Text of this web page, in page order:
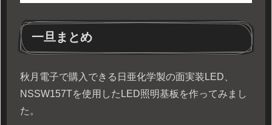
一旦まとめ
秋月電子で購入できる日亜化学製の面実装LED、
NSSW157Tを使用したLED照明基板を作ってみまし
た。